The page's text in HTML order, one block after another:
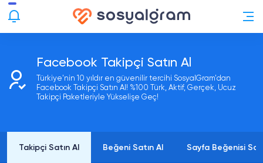
Facebook Takipçi Satın Al
Türkiye'nin 10 yıldır en güvenilir tercihi SosyalGram'dan
Facebook Takipçi Satın Al! %100 Türk, Aktif, Gerçek, Ucuz
Takipçi Paketleriyle Yükselişe Geç!
Takipçi Satın Al Beğeni Satın Al Sayfa Beğenisi